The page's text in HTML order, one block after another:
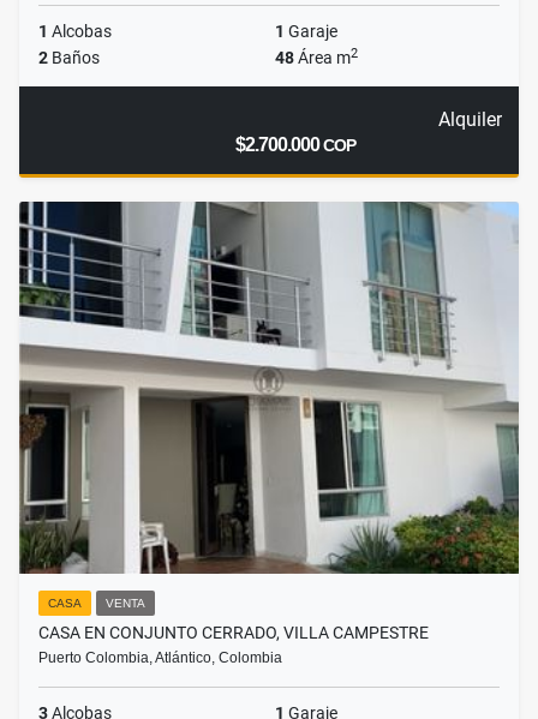
1 Alcobas 1 Garaje
2 Baños 48Área m2
Alquiler
$2.700.000COP
CASA VENTA
CASA EN CONJUNTO CERRADO, VILLA CAMPESTRE
Puerto Colombia, Atlántico, Colombia
3Alcobas 1 Garaje